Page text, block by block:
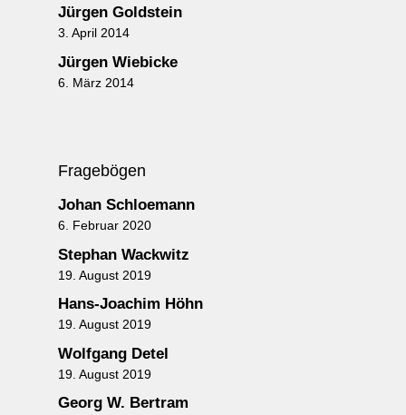
Jürgen Goldstein
3. April 2014
Jürgen Wiebicke
6. März 2014
Fragebögen
Johan Schloemann
6. Februar 2020
Stephan Wackwitz
19. August 2019
Hans-Joachim Höhn
19. August 2019
Wolfgang Detel
19. August 2019
Georg W. Bertram